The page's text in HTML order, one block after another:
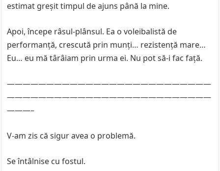
estimat greșit timpul de ajuns până la mine.
Apoi, începe râsul-plânsul. Ea o voleibalistă de
performanță, crescută prin munți… rezistență mare…
Eu… eu mă târâiam prin urma ei. Nu pot să-i fac față.
——————————————————————————
——————————————————————————
———–
V-am zis că sigur avea o problemă.
Se întâlnise cu fostul.